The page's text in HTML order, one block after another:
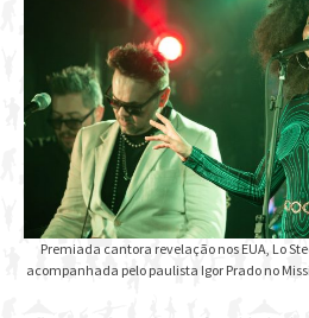
Premiada cantora revelação nos EUA, Lo
acompanhada pelo paulista Igor Prado no